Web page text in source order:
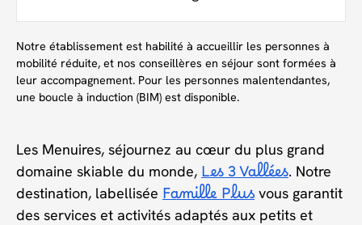
Notre établissement est habilité à accueillir les personnes à
mobilité réduite, et nos conseillères en séjour sont formées à
leur accompagnement. Pour les personnes malentendantes,
une boucle à induction (BIM) est disponible.
Les Menuires, séjournez au cœur du plus grand
domaine skiable du monde, Les 3 Vallées. Notre
destination, labellisée Famille Plus vous garantit
des services et activités adaptés aux petits et